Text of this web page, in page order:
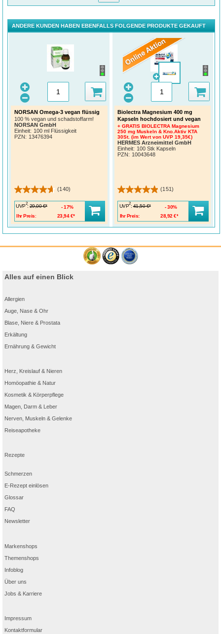
Ergebnisse ab fünf Minuten Einwirkzeit
**Akzeptanzfragebogen in Studie mit 31 Teilnehmenden, drei Wochen lang zwei
Anwendungen pro Woche
AVENE THERMAL SPRING WATER (AVENE AQUA). KAOLIN.
CAPRYLIC/CAPRIC TRIGLYCERIDE. GLYCERIN. GLYCERYL STEARATE.
CLAY. ORYZA SATIVA (RICE) STARCH (ORYZA SATIVA STARCH).
PENTYLENE GLYCOL. BEHENYL ALCOHOL. PERLITE. PALMITIC ACID.
STEARIC ACID. FRAGRANCE (PARFUM). CAPRYLYL GLYCOL. ISOPROPYL
ALCOHOL. PEG-6. SILYBUM MARIANUM FRUIT EXTRACT. XANTHAN GUM
Dem Verbraucher wird empfohlen, die Zusammensetzung des Produkts vor dem
Kauf systematisch zu überprüfen.
ANDERE KUNDEN HABEN EBENFALLS FOLGENDE PRODUKTE GEKAUFT
NORSAN Omega-3 vegan flüssig
100 % vegan und schadstoffarm!
NORSAN GmbH
Einheit: 100 ml Flüssigkeit
PZN: 13476394
(140)
UVP
2
: 29,00 €*
Ihr Preis:
23,94 €*
17%
Biolectra Magnesium 400 mg
Kapseln hochdosiert und vegan
+ GRATIS BIOLECTRA Magnesium
250 mg Muskeln & Kno.Aktiv KTA
30St. (im Wert von UVP 19,35€)
HERMES Arzneimittel GmbH
Einheit: 100 Stk Kapseln
PZN: 10043648
(151)
UVP
2
: 41,50 €*
Ihr Preis:
28,92 €*
30%
Alles auf einen Blick
Allergien
Auge, Nase & Ohr
Blase, Niere & Prostata
Erkältung
Ernährung & Gewicht
Herz, Kreislauf & Nieren
Homöopathie & Natur
Kosmetik & Körperpflege
Magen, Darm & Leber
Nerven, Muskeln & Gelenke
Reiseapotheke
Rezepte
Schmerzen
E-Rezept einlösen
Glossar
FAQ
Newsletter
Markenshops
Themenshops
Infoblog
Über uns
Jobs & Karriere
Impressum
Kontaktformular